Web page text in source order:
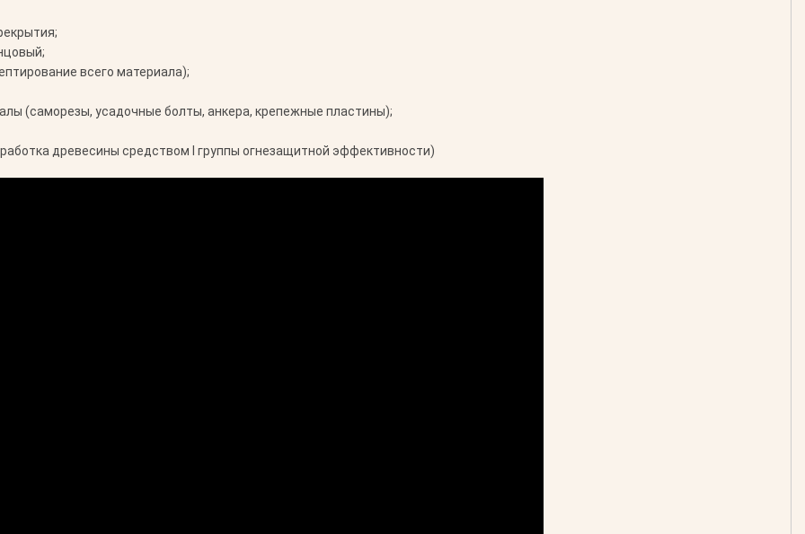
всего материала);
(саморезы, усадочные болты, анкера, крепежные пластины);
древесины средством I группы огнезащитной эффективности)